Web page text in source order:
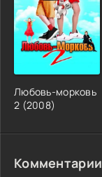
Любовь-морковь
2 (2008)
Комментарии